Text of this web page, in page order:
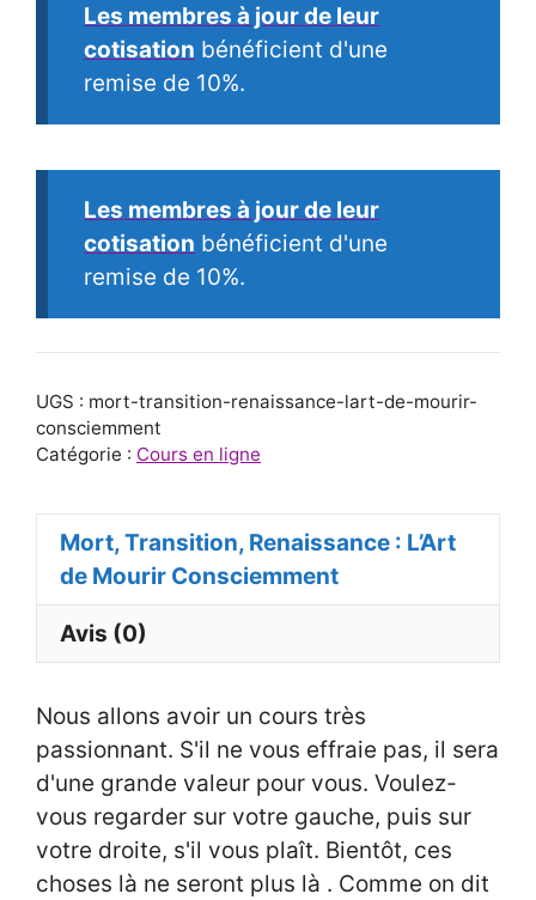
Renaissance
:
L’Art
de
Consciemment
Les membres à jour de leur
cotisation bénéficient d'une
remise de 10%.
Les membres à jour de leur
cotisation bénéficient d'une
remise de 10%.
UGS : mort-transition-renaissance-lart-de-mourir-
consciemment
Catégorie : Cours en ligne
Mort, Transition, Renaissance : L’Art
de Mourir Consciemment
Avis (0)
Nous allons avoir un cours très
passionnant. S'il ne vous effraie pas, il sera
d'une grande valeur pour vous. Voulez-
vous regarder sur votre gauche, puis sur
votre droite, s'il vous plaît. Bientôt, ces
choses là ne seront plus là . Comme on dit